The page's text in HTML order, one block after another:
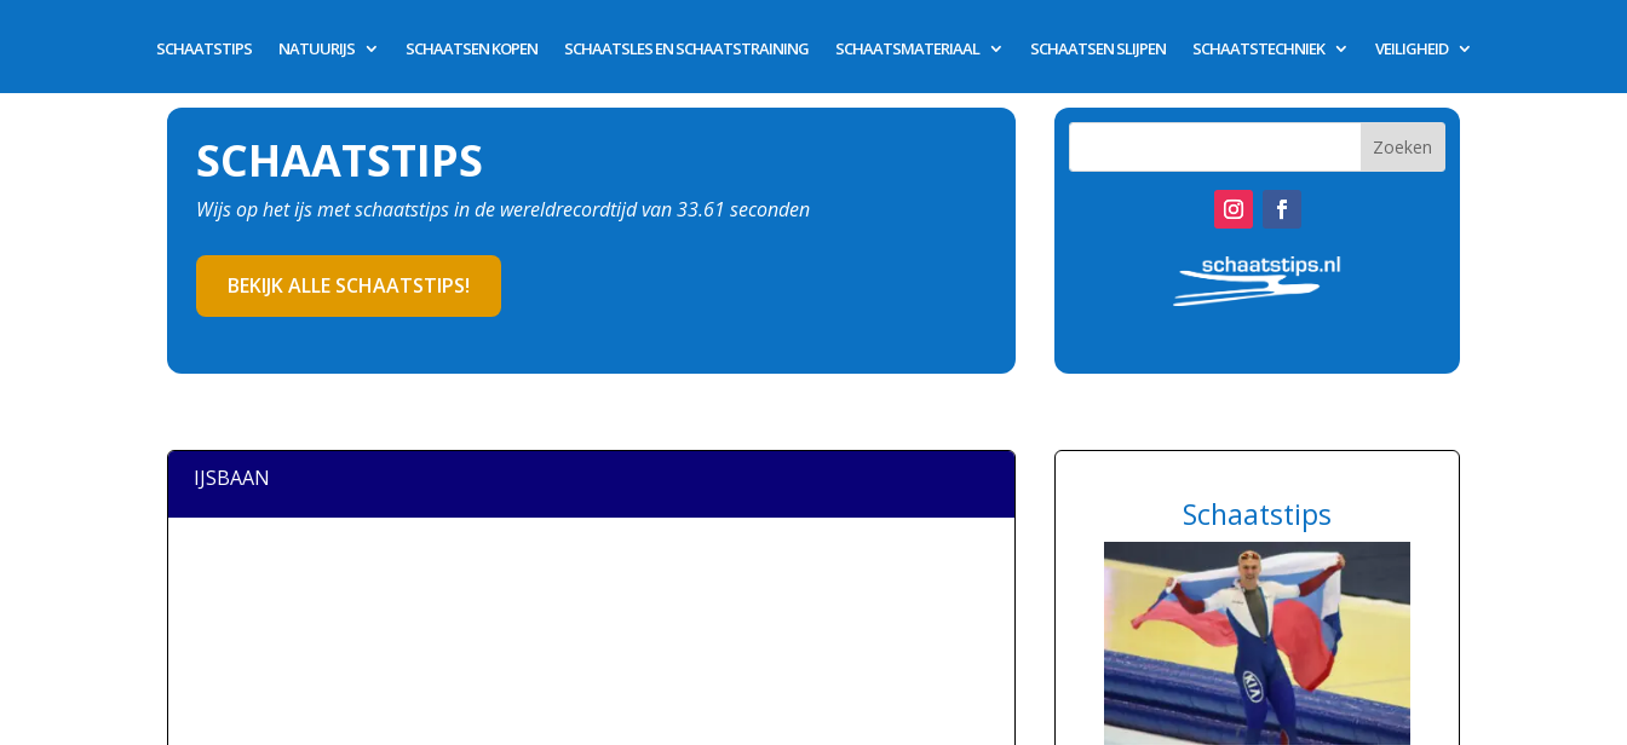
SCHAATSTIPS NATUURIJS SCHAATSEN KOPEN SCHAATSLES EN SCHAATSTRAINING SCHAATSMATERIAAL SCHAATSEN SLIJPEN SCHAATSTECHNIEK VEILIGHEID
SCHAATSTIPS
Wijs op het ijs met schaatstips in de wereldrecordtijd van 33.61 seconden
BEKIJK ALLE SCHAATSTIPS!
IJSBAAN
Schaatstips